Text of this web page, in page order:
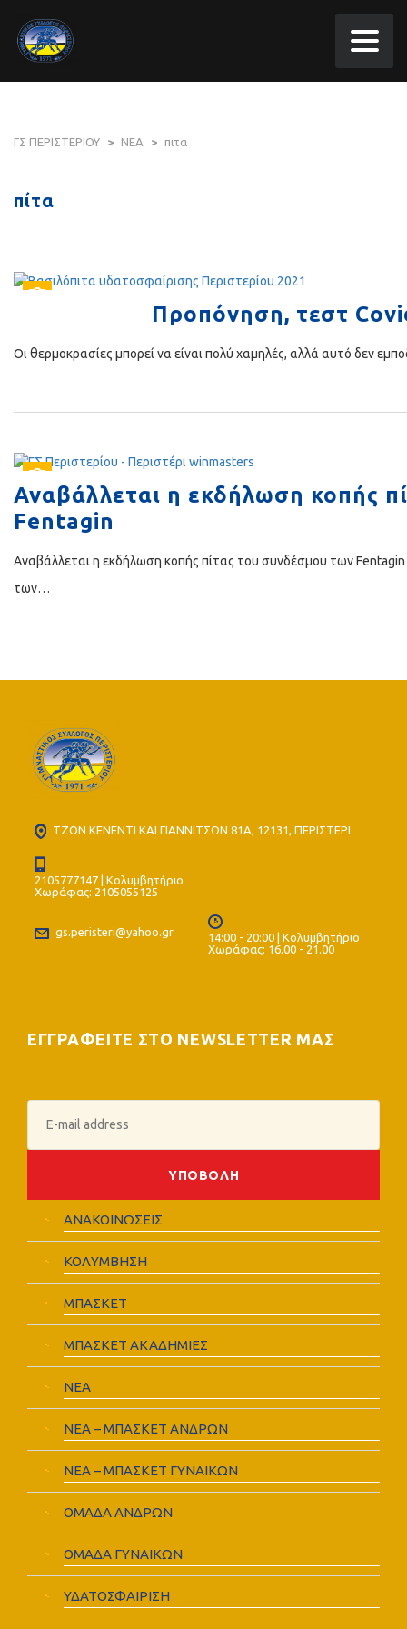
ΓΣ ΠΕΡΙΣΤΕΡΙΟΥ > ΝΕΑ > πιτα
πίτα
Προπόνηση, τεστ
Οι θερμοκρασίες μπορεί να είναι πολύ χαμηλές, αλλά αυτό δεν
Αναβάλλεται η εκδήλωση κοπής
Fentagin
Αναβάλλεται η εκδήλωση κοπής πίτας του συνδέσμου των
των…
ΤΖΟΝ ΚΕΝΕΝΤΙ ΚΑΙ ΓΙΑΝΝΙΤΣΩΝ 81Α, 12131, ΠΕΡΙΣΤΕΡΙ
2105777147 | Κολυμβητήριο
Χωράφας: 2105055125
gs.peristeri@yahoo.gr
14:00 - 20:00 | Κολυμβητήριο
Χωράφας: 16.00 - 21.00
ΕΓΓΡΑΦΕΙΤΕ ΣΤΟ NEWSLETTER ΜΑΣ
ΑΝΑΚΟΙΝΩΣΕΙΣ
ΚΟΛΥΜΒΗΣΗ
ΜΠΑΣΚΕΤ
ΜΠΑΣΚΕΤ ΑΚΑΔΗΜΙΕΣ
ΝΕΑ
ΝΕΑ – ΜΠΑΣΚΕΤ ΑΝΔΡΩΝ
ΝΕΑ – ΜΠΑΣΚΕΤ ΓΥΝΑΙΚΩΝ
ΟΜΑΔΑ ΑΝΔΡΩΝ
ΟΜΑΔΑ ΓΥΝΑΙΚΩΝ
ΥΔΑΤΟΣΦΑΙΡΙΣΗ